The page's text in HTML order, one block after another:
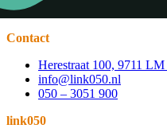
Contact
Herestraat 100, 9711
info@link050.nl
050 – 3051 900
link050